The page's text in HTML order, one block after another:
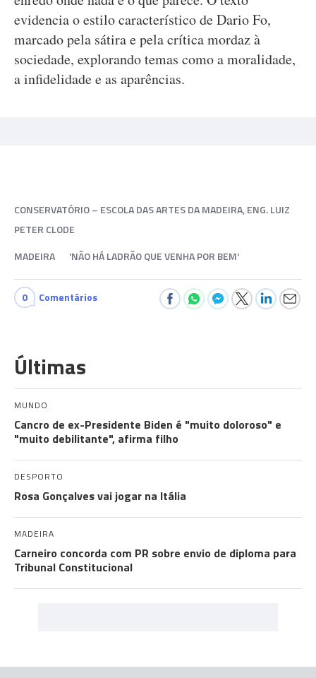
evidencia o estilo característico de Dario Fo,
marcado pela sátira e pela crítica mordaz à
sociedade, explorando temas como a moralidade,
a infidelidade e as aparências.
CONSERVATÓRIO – ESCOLA DAS ARTES DA MADEIRA, ENG. LUIZ
PETER CLODE
MADEIRA
'NÃO HÁ LADRÃO QUE VENHA POR BEM'
0 Comentários
Últimas
MUNDO
Cancro de ex-Presidente Biden é "muito doloroso" e
"muito debilitante", afirma filho
DESPORTO
Rosa Gonçalves vai jogar na Itália
MADEIRA
Carneiro concorda com PR sobre envio de diploma para
Tribunal Constitucional